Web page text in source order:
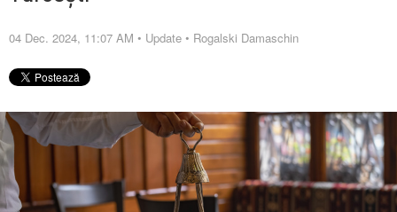
04 Dec. 2024, 11:07 AM • Update • Rogalski Damaschin